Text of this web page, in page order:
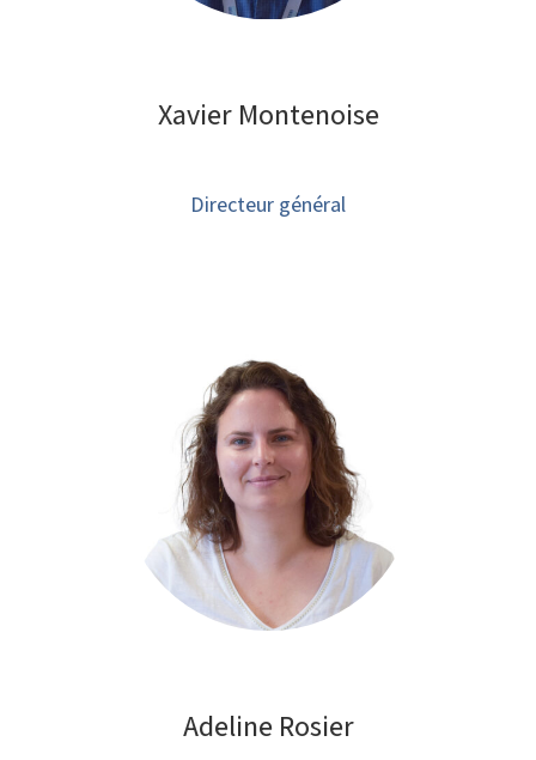
Xavier Montenoise
Directeur général
Adeline Rosier